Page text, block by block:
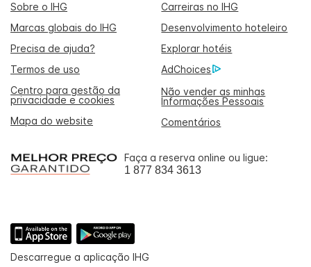
Sobre o IHG
Carreiras no IHG
Marcas globais do IHG
Desenvolvimento hoteleiro
Precisa de ajuda?
Explorar hotéis
Termos de uso
AdChoices
Centro para gestão da
privacidade e cookies
Não vender as minhas
Informações Pessoais
Mapa do website
Comentários
Faça a reserva online ou ligue:
1 877 834 3613
Descarregue a aplicação IHG